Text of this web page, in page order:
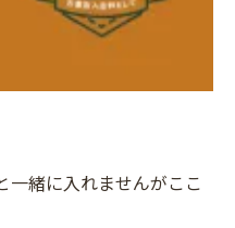
一緒に入れませんがここ